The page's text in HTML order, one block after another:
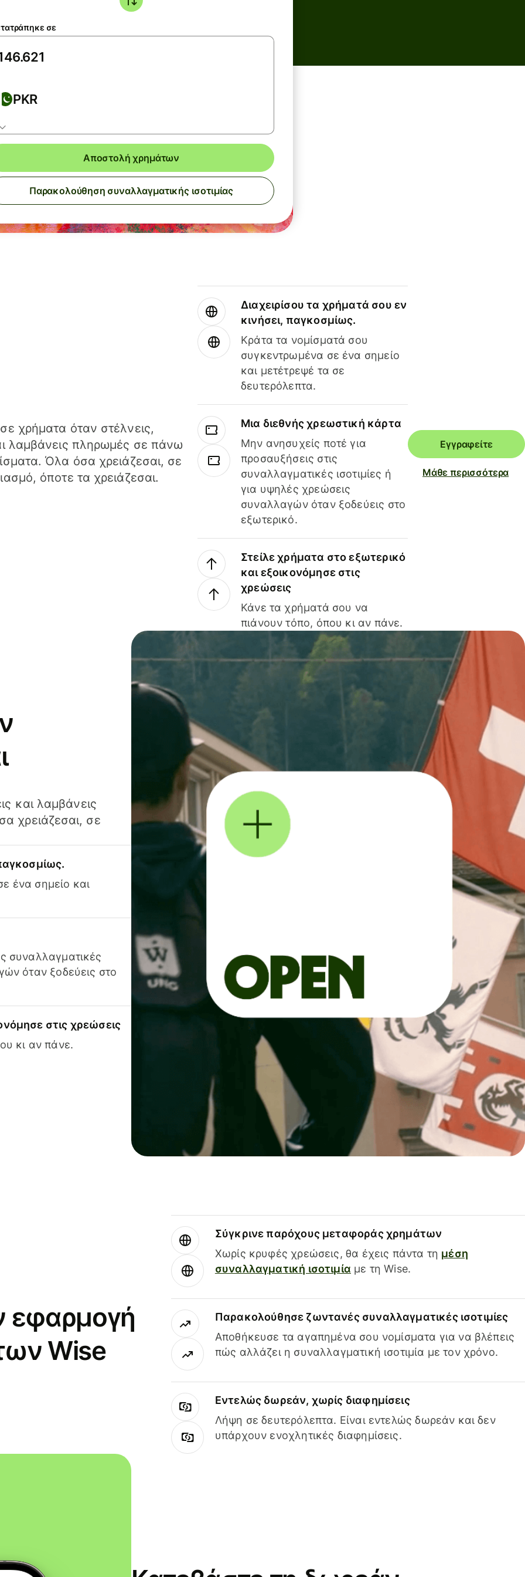
σε
PKR
Αποστολή χρημάτων
Παρακολούθηση συναλλαγματικής ισοτιμίας
χρήματα όταν στέλνεις,
λαμβάνεις πληρωμές σε πάνω
Όλα όσα χρειάζεσαι, σε
όποτε τα χρειάζεσαι.
Διαχειρίσου τα χρήματά σου εν
κινήσει, παγκοσμίως.
Κράτα τα νομίσματά σου
συγκεντρωμένα σε ένα σημείο
και μετέτρεψέ τα σε
δευτερόλεπτα.
Μια διεθνής χρεωστική κάρτα
Μην ανησυχείς ποτέ για
προσαυξήσεις στις
συναλλαγματικές ισοτιμίες ή
για υψηλές χρεώσεις
συναλλαγών όταν ξοδεύεις στο
εξωτερικό.
Στείλε χρήματα στο εξωτερικό
και εξοικονόμησε στις
χρεώσεις
Κάνε τα χρήματά σου να
πιάνουν τόπο, όπου κι αν πάνε.
Εγγραφείτε
Μάθε περισσότερα
και λαμβάνεις
χρειάζεσαι, σε
ένα σημείο και
συναλλαγματικές
όταν ξοδεύεις στο
στις χρεώσεις
κι αν πάνε.
εφαρμογή
Wise
Σύγκρινε παρόχους μεταφοράς χρημάτων
Χωρίς κρυφές χρεώσεις, θα έχεις πάντα τη μέση
συναλλαγματική ισοτιμία με τη Wise.
Παρακολούθησε ζωντανές συναλλαγματικές ισοτιμίες
Αποθήκευσε τα αγαπημένα σου νομίσματα για να βλέπεις
πώς αλλάζει η συναλλαγματική ισοτιμία με τον χρόνο.
Εντελώς δωρεάν, χωρίς διαφημίσεις
Λήψη σε δευτερόλεπτα. Είναι εντελώς δωρεάν και δεν
υπάρχουν ενοχλητικές διαφημίσεις.